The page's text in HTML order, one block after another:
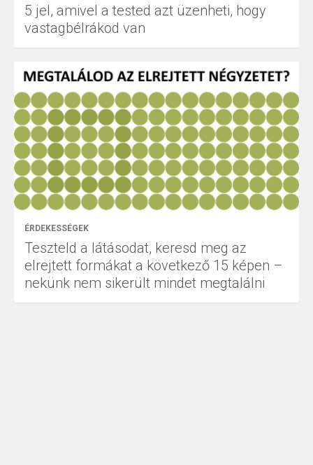
5 jel, amivel a tested azt üzenheti, hogy
vastagbélrákod van
ÉRDEKESSÉGEK
Teszteld a látásodat, keresd meg az
elrejtett formákat a következő 15 képen –
nekünk nem sikerült mindet megtalálni